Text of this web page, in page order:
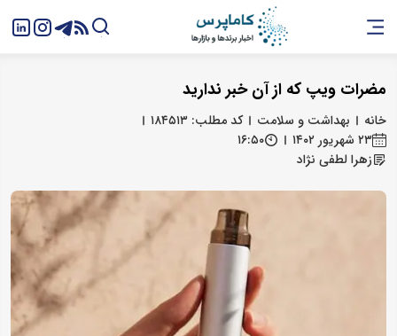
مضرات ویپ که از آن خبر ندارید
خانه بهداشت و سلامت
کد مطلب: ۱۸۴۵۱۳
۲۳ شهریور ۱۴۰۲
۱۶:۵۰
زهرا لطفی نژاد